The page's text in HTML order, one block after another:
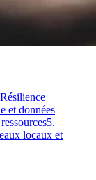
et données
5.
locaux et